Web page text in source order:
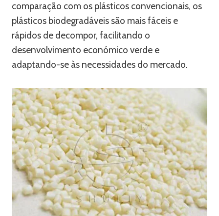
comparação com os plásticos convencionais, os
plásticos biodegradáveis ​​são mais fáceis e
rápidos de decompor, facilitando o
desenvolvimento económico verde e
adaptando-se às necessidades do mercado.